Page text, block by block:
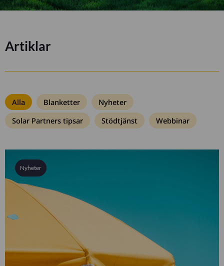
Artiklar
Alla Blanketter
Nyheter
Solar Partners tipsar
Stödtjänst Webbinar
Nyheter